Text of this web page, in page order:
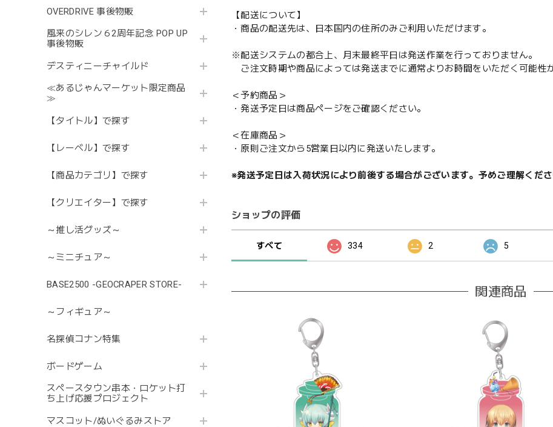
OVERDRIVE 事後物販
風来のシレン６2周年記念 POP UP
事後物販
デスティニーチャイルド
≪あるじゃんマーケット限定商品
≫
【タイトル】で探す
【レーベル】で探す
【商品カテゴリ】で探す
【クリエイター】で探す
～推し活グッズ～
～ミニチュア～
BASE2500 -GEOCRAPER STORE-
～フィギュア～
名探偵コナン特集
ボードゲーム
スペースタウン串本・ロケット打
ち上げ応援プロジェクト
マスコット/ぬいぐるみストア
【配送について】
・商品の配送先は、日本国内の住所のみご利用いただけます。
※配送システムの都合上、月末最終平日は発送作業を行っておりません。
ご注文時期や商品によっては発送までに通常よりお時間をいただく可能性
＜予約商品＞
・発送予定日は商品ページをご確認ください。
＜在庫商品＞
・原則ご注文から5営業日以内に発送いたします。
※発送予定日は入荷状況により前後する場合がございます。予めご理解くださ
ショップの評価
すべて 334 2 5
関連商品